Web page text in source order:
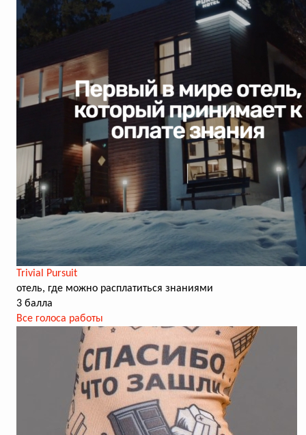
Trivial Pursuit
отель, где можно расплатиться знаниями
3 балла
Все голоса работы